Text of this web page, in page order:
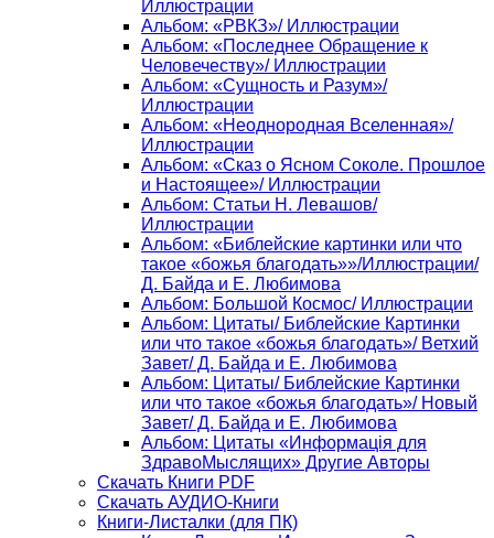
Иллюстрации
Альбом: «РВКЗ»/ Иллюстрации
Альбом: «Последнее Обращение к
Человечеству»/ Иллюстрации
Альбом: «Сущность и Разум»/
Иллюстрации
Альбом: «Неоднородная Вселенная»/
Иллюстрации
Альбом: «Сказ о Ясном Соколе. Прошлое
и Настоящее»/ Иллюстрации
Альбом: Статьи Н. Левашов/
Иллюстрации
Альбом: «Библейские картинки или что
такое «божья благодать»»/Иллюстрации/
Д. Байда и Е. Любимова
Альбом: Большой Космос/ Иллюстрации
Альбом: Цитаты/ Библейские Картинки
или что такое «божья благодать»/ Ветхий
Завет/ Д. Байда и Е. Любимова
Альбом: Цитаты/ Библейские Картинки
или что такое «божья благодать»/ Новый
Завет/ Д. Байда и Е. Любимова
Альбом: Цитаты «Информацiя для
ЗдравоМыслящих» Другие Авторы
Скачать Книги PDF
Скачать АУДИО-Книги
Книги-Листалки (для ПК)